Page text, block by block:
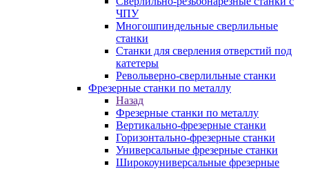
ЧПУ
Многошпиндельные сверлильные
станки
Станки для сверления отверстий под
катетеры
Револьверно-сверлильные станки
Фрезерные станки по металлу
Назад
Фрезерные станки по металлу
Вертикально-фрезерные станки
Горизонтально-фрезерные станки
Универсальные фрезерные станки
Широкоуниверсальные фрезерные